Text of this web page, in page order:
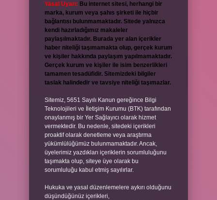
Yasal Uyarı: Bu internet sitesi, herhangi bir
marka, kurum veya şahıs şirketi ile hiçbir
bağlantısı bulunmamaktadır. Sitede yalnızca
kendi hazırladığımız makaleler
paylaşılmaktadır. Burada yer alan içerikler
haber niteliği taşımamakta olup, gerçek kurum
ve kişiler hakkında paylaşım yapılmamaktadır.
Gerçek kurum ve kişiler ile isim benzerlikleri
tamamen tesadüfidir. Sitemizdeki bilgiler
taslak halindedir ve tavsiye niteliği taşımazlar.
Sitemiz, 5651 Sayılı Kanun gereğince Bilgi
Teknolojileri ve İletişim Kurumu (BTK) tarafından
onaylanmış bir Yer Sağlayıcı olarak hizmet
vermektedir. Bu nedenle, sitedeki içerikleri
proaktif olarak denetleme veya araştırma
yükümlülüğümüz bulunmamaktadır. Ancak,
üyelerimiz yazdıkları içeriklerin sorumluluğunu
taşımakta olup, siteye üye olarak bu
sorumluluğu kabul etmiş sayılırlar.
Hukuka ve yasal düzenlemelere aykırı olduğunu
düşündüğünüz içerikleri,